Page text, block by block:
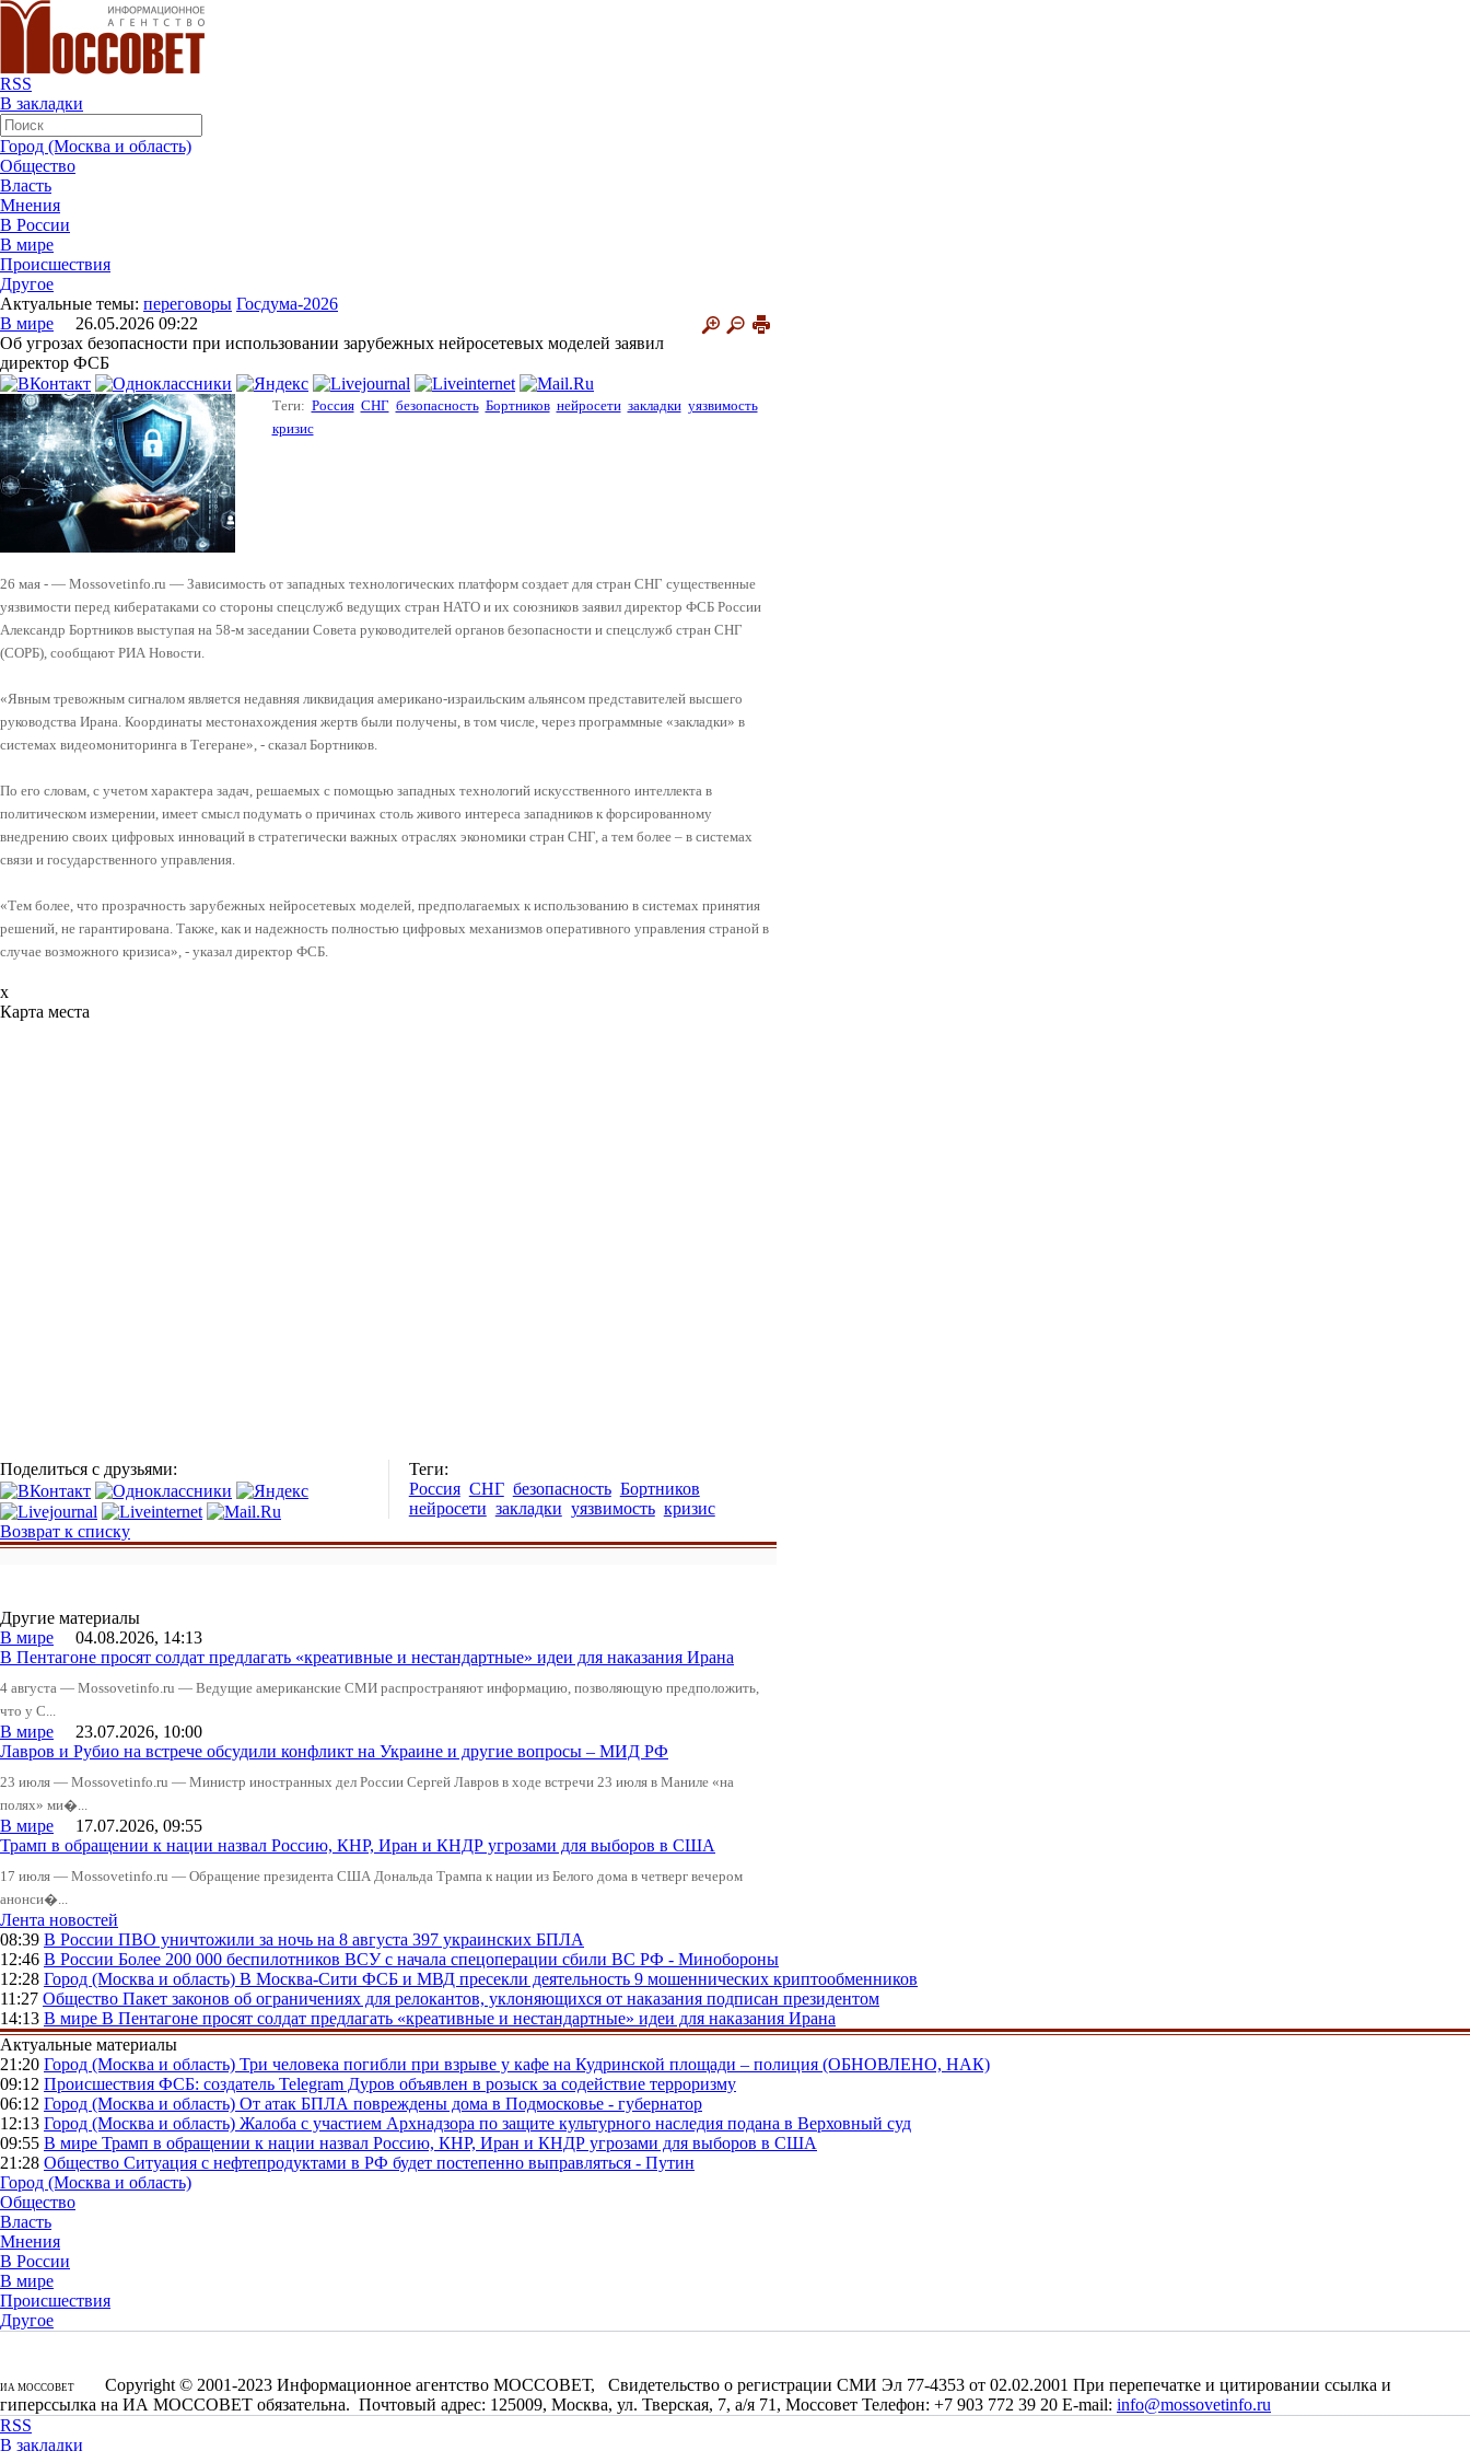
RSS
В закладки
Город (Москва и область)
Общество
Власть
Мнения
В России
В мире
Происшествия
Другое
Актуальные темы: переговоры Госдума-2026
В мире 26.05.2026 09:22
Об угрозах безопасности при использовании зарубежных нейросетевых моделей заявил
директор ФСБ
Теги: Россия СНГ безопасность Бортников нейросети закладки уязвимость
кризис
26 мая - — Mossovetinfo.ru — Зависимость от западных технологических платформ создает для стран СНГ существенные
уязвимости перед кибератаками со стороны спецслужб ведущих стран НАТО и их союзников заявил директор ФСБ России
Александр Бортников выступая на 58-м заседании Совета руководителей органов безопасности и спецслужб стран СНГ
(СОРБ), сообщают РИА Новости.
«Явным тревожным сигналом является недавняя ликвидация американо-израильским альянсом представителей высшего
руководства Ирана. Координаты местонахождения жертв были получены, в том числе, через программные «закладки» в
системах видеомониторинга в Тегеране», - сказал Бортников.
По его словам, с учетом характера задач, решаемых с помощью западных технологий искусственного интеллекта в
политическом измерении, имеет смысл подумать о причинах столь живого интереса западников к форсированному
внедрению своих цифровых инноваций в стратегически важных отраслях экономики стран СНГ, а тем более – в системах
связи и государственного управления.
«Тем более, что прозрачность зарубежных нейросетевых моделей, предполагаемых к использованию в системах принятия
решений, не гарантирована. Также, как и надежность полностью цифровых механизмов оперативного управления страной в
случае возможного кризиса», - указал директор ФСБ.
x
Карта места
Поделиться с друзьями:
Теги:
Россия СНГ безопасность Бортников
нейросети закладки уязвимость кризис
Возврат к списку
Другие материалы
В мире 04.08.2026, 14:13
В Пентагоне просят солдат предлагать «креативные и нестандартные» идеи для наказания Ирана
4 августа — Mossovetinfo.ru — Ведущие американские СМИ распространяют информацию, позволяющую предположить,
что у С...
В мире 23.07.2026, 10:00
Лавров и Рубио на встрече обсудили конфликт на Украине и другие вопросы – МИД РФ
23 июля — Mossovetinfo.ru — Министр иностранных дел России Сергей Лавров в ходе встречи 23 июля в Маниле «на
полях» ми�...
В мире 17.07.2026, 09:55
Трамп в обращении к нации назвал Россию, КНР, Иран и КНДР угрозами для выборов в США
17 июля — Mossovetinfo.ru — Обращение президента США Дональда Трампа к нации из Белого дома в четверг вечером
анонси�...
Лента новостей
08:39 В России ПВО уничтожили за ночь на 8 августа 397 украинских БПЛА
12:46 В России Более 200 000 беспилотников ВСУ с начала спецоперации сбили ВС РФ - Минобороны
12:28 Город (Москва и область) В Москва-Сити ФСБ и МВД пресекли деятельность 9 мошеннических криптообменников
11:27 Общество Пакет законов об ограничениях для релокантов, уклоняющихся от наказания подписан президентом
14:13 В мире В Пентагоне просят солдат предлагать «креативные и нестандартные» идеи для наказания Ирана
Актуальные материалы
21:20 Город (Москва и область) Три человека погибли при взрыве у кафе на Кудринской площади – полиция (ОБНОВЛЕНО, НАК)
09:12 Происшествия ФСБ: создатель Telegram Дуров объявлен в розыск за содействие терроризму
06:12 Город (Москва и область) От атак БПЛА повреждены дома в Подмосковье - губернатор
12:13 Город (Москва и область) Жалоба с участием Архнадзора по защите культурного наследия подана в Верховный суд
09:55 В мире Трамп в обращении к нации назвал Россию, КНР, Иран и КНДР угрозами для выборов в США
21:28 Общество Ситуация с нефтепродуктами в РФ будет постепенно выправляться - Путин
Город (Москва и область)
Общество
Власть
Мнения
В России
В мире
Происшествия
Другое
ИА МОССОВЕТ
Copyright © 2001-2023 Информационное агентство МОССОВЕТ, Свидетельство о регистрации СМИ Эл 77-4353 от 02.02.2001 При перепечатке и цитировании ссылка и
гиперссылка на ИА МОССОВЕТ обязательна. Почтовый адрес: 125009, Москва, ул. Тверская, 7, а/я 71, Моссовет Телефон: +7 903 772 39 20 E-mail: info@mossovetinfo.ru
RSS
В закладки